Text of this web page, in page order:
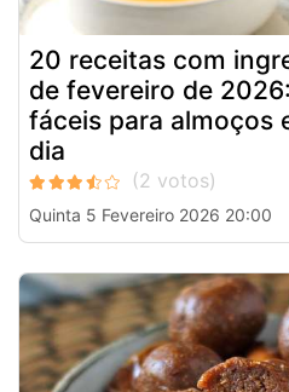
20 receitas com
de fevereiro de
fáceis para almoços
dia
Quinta 5 Fevereiro 2026 20:00